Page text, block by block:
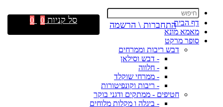
דף הבית
מאמא מונא
סופר מרקט
דבש ריבות וממרחים
- דבש וסילאן
- חלווה
- ממרחי שוקלד
- ריבות וקונפיטורות
חטיפים - ממתקים ודגני בוקר
- ביגלה ו מקלות מלוחים
התחברות \ הרשמה סל קניות 0
0